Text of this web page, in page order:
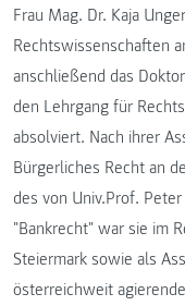
Frau Mag. Dr. Kaja
Rechtswissenschaften
anschließend das
den Lehrgang für
absolviert. Nach ihrer
Bürgerliches Recht an
des von Univ.Prof.
"Bankrecht" war sie im
Steiermark sowie als
österreichweit